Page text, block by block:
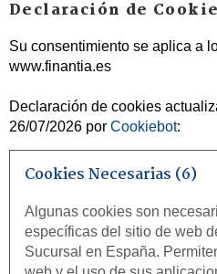
Declaración de
Su consentimiento se aplica a
www.finantia.es
Declaración de cookies
26/07/2026 por Cookiebot:
Cookies Necesarias (6)
Algunas cookies son
específicas del sitio de web
Sucursal en España.